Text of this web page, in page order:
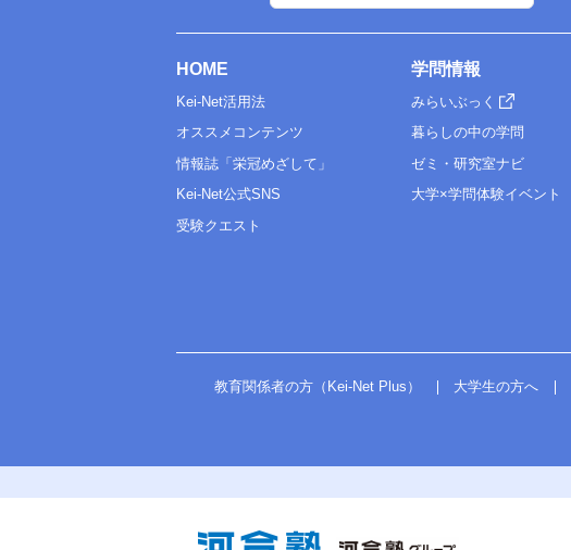
HOME
Kei-Net活用法
オススメコンテンツ
情報誌「栄冠めざして」
Kei-Net公式SNS
受験クエスト
学問情報
みらいぶっく
暮らしの中の学問
ゼミ・研究室ナビ
大学×学問体験イベント
教育関係者の方（Kei-Net Plus） 大学生の方へ